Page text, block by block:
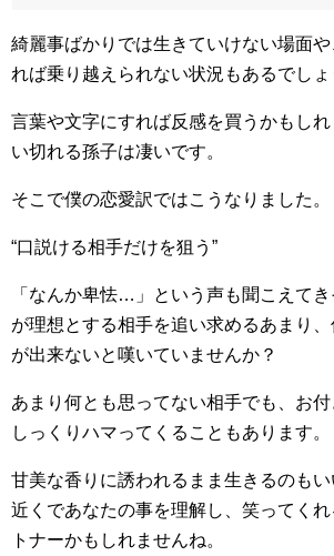
綺麗事ばかりでは生きていけない場面
れば乗り越えられない状況もあるでしょ
言葉や文字にすれば反感を買うかもし
い切れる孫子は凄いです。
そこで僕の恋愛訳ではこうなりました。
“口説ける相手だけを狙う”
「なんか卑怯…」という声も聞こえて
が理想とする相手を追い求めるあまり
が出来ないと嘆いていませんか？
あまり何とも思ってない相手でも、お
しっくりハマってくることもあります。
甘美な香りに誘われるまま生きるのも
近くであなたの事を理解し、笑ってく
トナーかもしれませんね。